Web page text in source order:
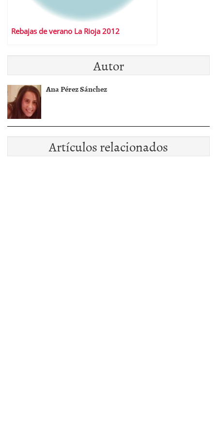
Rebajas de verano La Rioja 2012
Autor
Ana Pérez Sánchez
Artículos relacionados